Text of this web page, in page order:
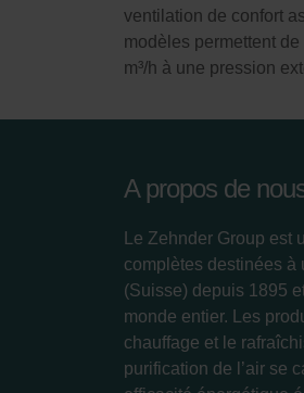
ventilation de confort
modèles permettent
m³/h à une pression
A propos de
Le Zehnder Group
complètes destinées à
(Suisse) depuis 1895
monde entier. Les
chauffage et le
purification de l’air se